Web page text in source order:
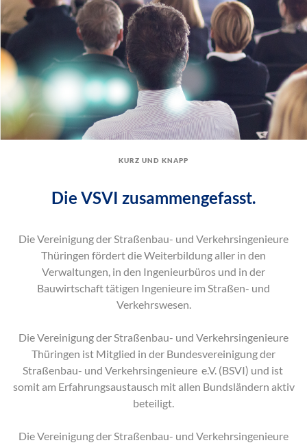
kurz und knapp
Die VSVI zusammengefasst.
Die Vereinigung der Straßenbau- und Verkehrsingenieure
Thüringen fördert die Weiterbildung aller in den
Verwaltungen, in den Ingenieurbüros und in der
Bauwirtschaft tätigen Ingenieure im Straßen- und
Verkehrswesen.
Die Vereinigung der Straßenbau- und Verkehrsingenieure
Thüringen ist Mitglied in der Bundesvereinigung der
Straßenbau- und Verkehrsingenieure e.V. (BSVI) und ist
somit am Erfahrungsaustausch mit allen Bundsländern aktiv
beteiligt.
Die Vereinigung der Straßenbau- und Verkehrsingenieure